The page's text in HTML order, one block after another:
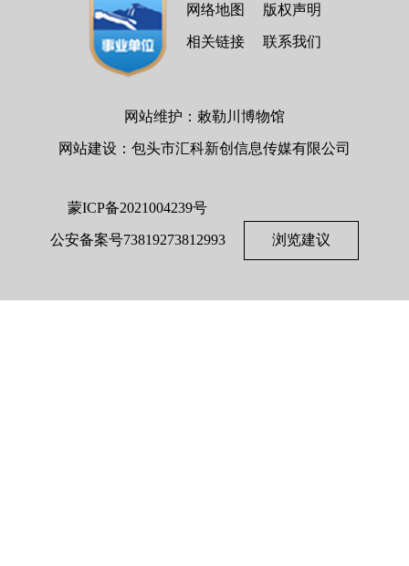
网络地图
相关链接
版权声明
联系我们
网站维护：敕勒川博物馆
网站建设：包头市汇科新创信息传媒有限公司
蒙ICP备2021004239号
公安备案号73819273812993 浏览建议